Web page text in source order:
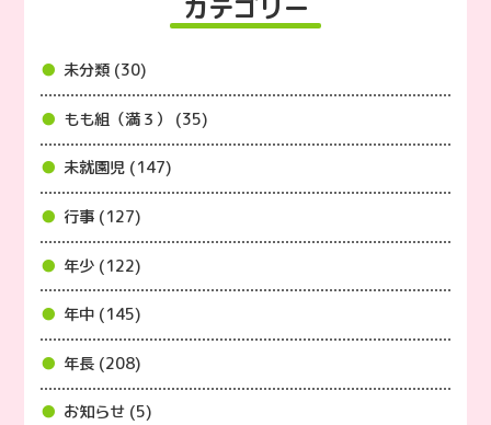
カテゴリー
未分類 (30)
もも組（満３） (35)
未就園児 (147)
行事 (127)
年少 (122)
年中 (145)
年長 (208)
お知らせ (5)